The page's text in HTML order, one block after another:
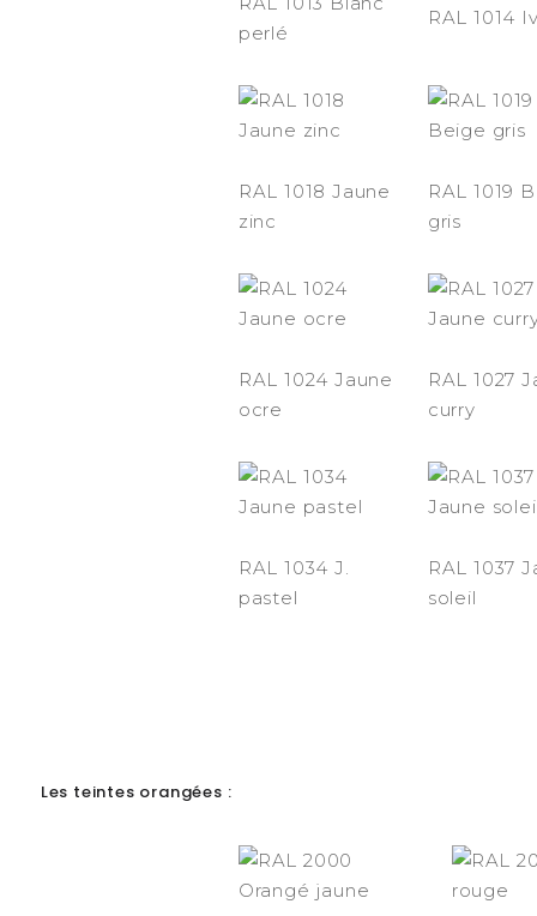
perlé
RAL 1014
RAL 1018 Jaune
zinc
RAL 1019
gris
RAL 1024 Jaune
ocre
RAL 1027
curry
RAL 1034 J.
pastel
RAL 1037
soleil
Les teintes orangées :